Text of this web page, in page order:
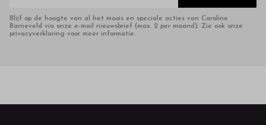
Blijf op de hoogte van al het moois en speciale acties van Caroline
Barneveld via onze e-mail nieuwsbrief (max. 2 per maand). Zie ook onze
privacyverklaring voor meer informatie.